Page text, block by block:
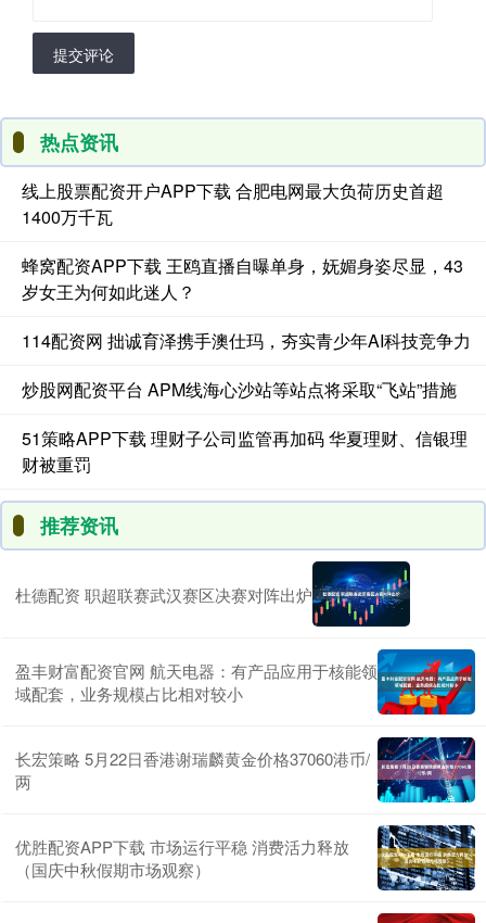
提交评论
热点资讯
线上股票配资开户APP下载 合肥电网最大负荷历史首超
1400万千瓦
蜂窝配资APP下载 王鸥直播自曝单身，妩媚身姿尽显，43
岁女王为何如此迷人？
114配资网 拙诚育泽携手澳仕玛，夯实青少年AI科技竞争力
炒股网配资平台 APM线海心沙站等站点将采取“飞站”措施
51策略APP下载 理财子公司监管再加码 华夏理财、信银理
财被重罚
推荐资讯
杜德配资 职超联赛武汉赛区决赛对阵出炉
盈丰财富配资官网 航天电器：有产品应用于核能领
域配套，业务规模占比相对较小
长宏策略 5月22日香港谢瑞麟黄金价格37060港币/
两
优胜配资APP下载 市场运行平稳 消费活力释放
（国庆中秋假期市场观察）